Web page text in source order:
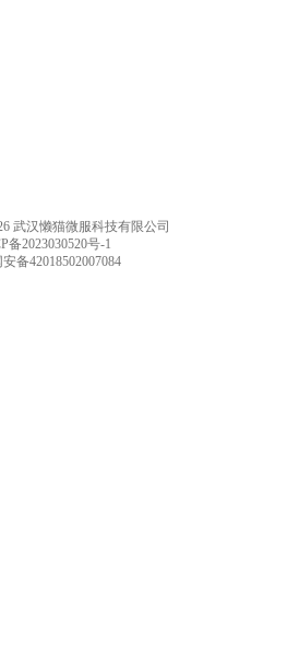
武汉懒猫微服科技有限公司
备2023030520号-1
备42018502007084